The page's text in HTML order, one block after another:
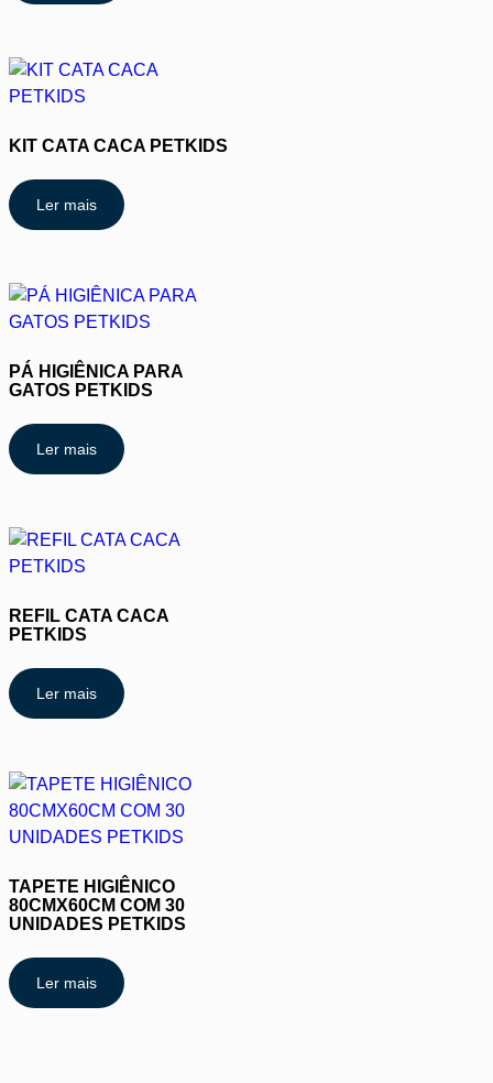
KIT CATA CACA PETKIDS
Ler mais
PÁ HIGIÊNICA PARA
GATOS PETKIDS
Ler mais
REFIL CATA CACA
PETKIDS
Ler mais
TAPETE HIGIÊNICO
80CMX60CM COM 30
UNIDADES PETKIDS
Ler mais